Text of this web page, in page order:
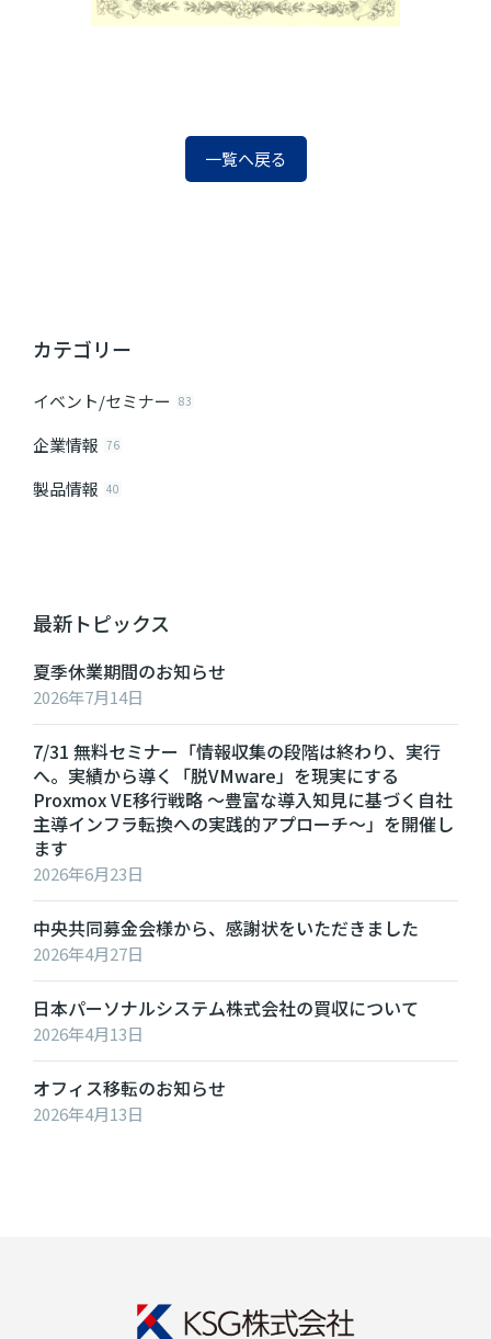
一覧へ戻る
カテゴリー
イベント/セミナー 83
企業情報 76
製品情報 40
最新トピックス
夏季休業期間のお知らせ
2026年7月14日
7/31 無料セミナー「情報収集の段階は終わり、実行
へ。実績から導く「脱VMware」を現実にする
Proxmox VE移行戦略 ～豊富な導入知見に基づく自社
主導インフラ転換への実践的アプローチ～」を開催し
ます
2026年6月23日
中央共同募金会様から、感謝状をいただきました
2026年4月27日
日本パーソナルシステム株式会社の買収について
2026年4月13日
オフィス移転のお知らせ
2026年4月13日